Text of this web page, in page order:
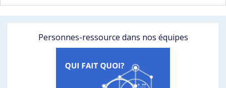
Personnes-ressource dans nos équipes